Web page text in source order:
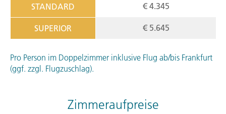
STANDARD € 4.345
SUPERIOR € 5.645
Pro Person im Doppelzimmer inklusive Flug ab/bis Frankfurt
(ggf. zzgl. Flugzuschlag).
Zimmeraufpreise